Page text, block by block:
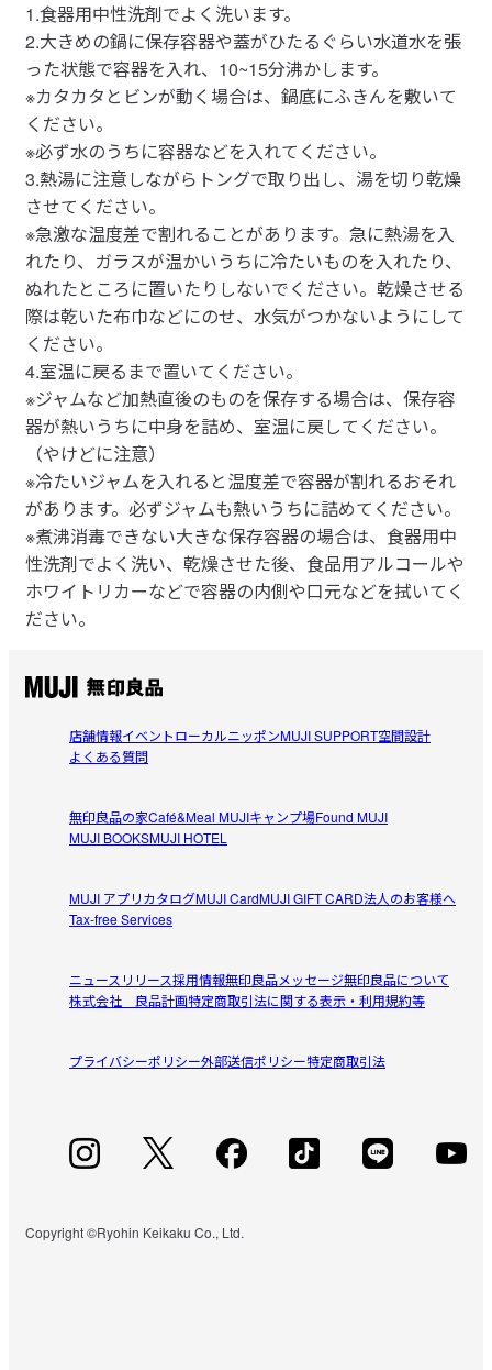
1.食器用中性洗剤でよく洗います。
2.大きめの鍋に保存容器や蓋がひたるぐらい水道水を張
った状態で容器を入れ、10~15分沸かします。
※カタカタとビンが動く場合は、鍋底にふきんを敷いて
ください。
※必ず水のうちに容器などを入れてください。
3.熱湯に注意しながらトングで取り出し、湯を切り乾燥
させてください。
※急激な温度差で割れることがあります。急に熱湯を入
れたり、ガラスが温かいうちに冷たいものを入れたり、
ぬれたところに置いたりしないでください。乾燥させる
際は乾いた布巾などにのせ、水気がつかないようにして
ください。
4.室温に戻るまで置いてください。
※ジャムなど加熱直後のものを保存する場合は、保存容
器が熱いうちに中身を詰め、室温に戻してください。
（やけどに注意）
※冷たいジャムを入れると温度差で容器が割れるおそれ
があります。必ずジャムも熱いうちに詰めてください。
※煮沸消毒できない大きな保存容器の場合は、食器用中
性洗剤でよく洗い、乾燥させた後、食品用アルコールや
ホワイトリカーなどで容器の内側や口元などを拭いてく
ださい。
店舗情報イベントローカルニッポンMUJI SUPPORT空間設計
よくある質問
無印良品の家Café&Meal MUJIキャンプ場Found MUJI
MUJI BOOKSMUJI HOTEL
MUJI アプリカタログMUJI CardMUJI GIFT CARD法人のお客様へ
Tax-free Services
ニュースリリース採用情報無印良品メッセージ無印良品について
株式会社 良品計画特定商取引法に関する表示・利用規約等
プライバシーポリシー外部送信ポリシー特定商取引法
Copyright ©Ryohin Keikaku Co., Ltd.